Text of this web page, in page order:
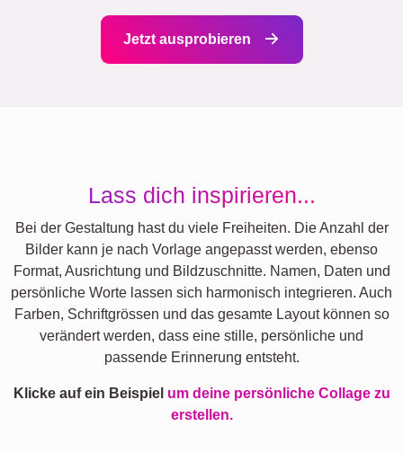
Jetzt ausprobieren
Lass dich inspirieren...
Bei der Gestaltung hast du viele Freiheiten. Die Anzahl der
Bilder kann je nach Vorlage angepasst werden, ebenso
Format, Ausrichtung und Bildzuschnitte. Namen, Daten und
persönliche Worte lassen sich harmonisch integrieren. Auch
Farben, Schriftgrössen und das gesamte Layout können so
verändert werden, dass eine stille, persönliche und
passende Erinnerung entsteht.
Klicke auf ein Beispiel um deine persönliche Collage zu
erstellen.